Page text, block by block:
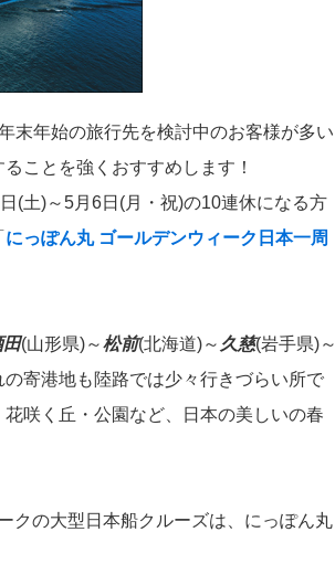
末年始の旅行先を検討中のお客様が多い
ことを強くおすすめします！
(土)～5月6日(月・祝)の10連休になる方
にっぽん丸 ゴールデンウィーク日本一周
田(山形県)～松前(北海道)～ 久慈(岩手県)～
寄港地も陸路では少々行きづらい所で
咲く丘・公園など、日本の美しいの春
クの大型日本船クルーズは、にっぽん丸